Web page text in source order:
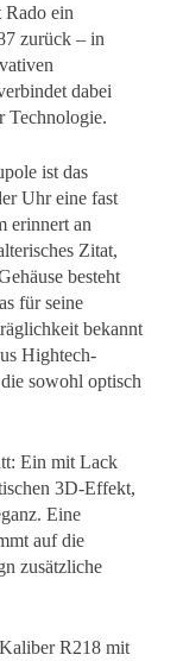
ein
zurück – in
dabei
Technologie.
ist das
Uhr eine fast
erinnert an
Zitat,
besteht
für seine
bekannt
Hightech-
sowohl optisch
Ein mit Lack
3D-Effekt,
Eine
auf die
zusätzliche
R218 mit